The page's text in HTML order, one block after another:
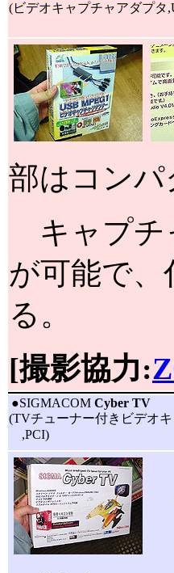
(ビデオキャプチャアダプタ
部はコンパ
キャプチ
が可能で、
る。
[撮影協力:
●SIGMACOM Cyber TV
(TVチューナー付きビデオ
,PCI)